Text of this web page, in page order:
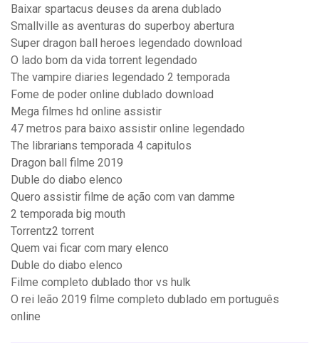
Baixar spartacus deuses da arena dublado
Smallville as aventuras do superboy abertura
Super dragon ball heroes legendado download
O lado bom da vida torrent legendado
The vampire diaries legendado 2 temporada
Fome de poder online dublado download
Mega filmes hd online assistir
47 metros para baixo assistir online legendado
The librarians temporada 4 capitulos
Dragon ball filme 2019
Duble do diabo elenco
Quero assistir filme de ação com van damme
2 temporada big mouth
Torrentz2 torrent
Quem vai ficar com mary elenco
Duble do diabo elenco
Filme completo dublado thor vs hulk
O rei leão 2019 filme completo dublado em português
online